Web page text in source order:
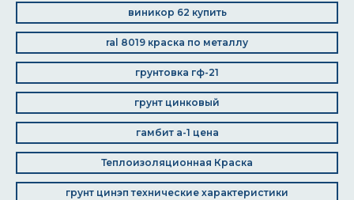
виникор 62 купить
ral 8019 краска по металлу
грунтовка гф-21
грунт цинковый
гамбит а-1 цена
Теплоизоляционная Краска
грунт цинэп технические характеристики